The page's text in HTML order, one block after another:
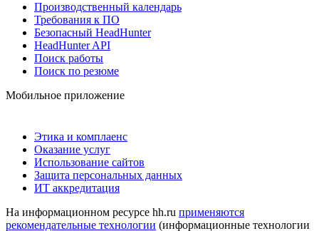
Производственный календарь
Требования к ПО
Безопасный HeadHunter
HeadHunter API
Поиск работы
Поиск по резюме
Мобильное приложение
Этика и комплаенс
Оказание услуг
Использование сайтов
Защита персональных данных
ИТ аккредитация
На информационном ресурсе hh.ru применяются
рекомендательные технологии (информационные технологии